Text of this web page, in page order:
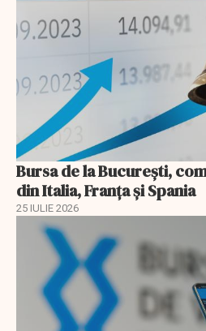
Bursa de la București,
din Italia, Franța și Spania
25 IULIE 2026